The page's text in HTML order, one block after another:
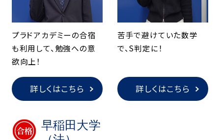
プラドアカデミーの合宿
も利用して、勉強への意
欲向上！
詳しくはこちら
苦手で避けていた数学
で、S判定に！
詳しくはこちら
早稲田大学